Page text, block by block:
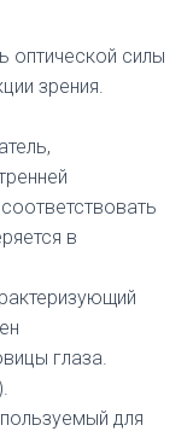
оптической силы
зрения.
в
глаза.
для